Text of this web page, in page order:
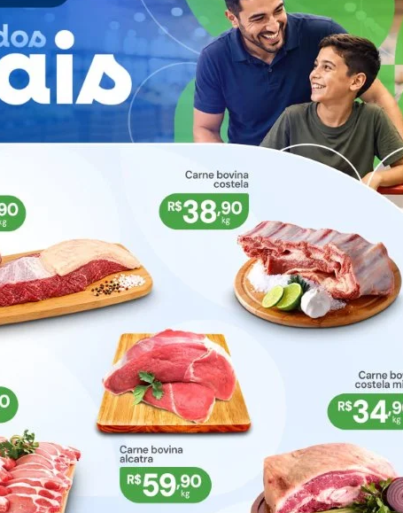
3º Batalhão de Polícia de Choque. Após ser
e, posteriormente, foi encaminhado à
ocorrido no sábado, 20 de dezembro. Desde o
a atuar de forma integrada para identificar e
outros dois suspeitos já haviam sido detidos ao
por meio do 38º Batalhão de Polícia Militar,